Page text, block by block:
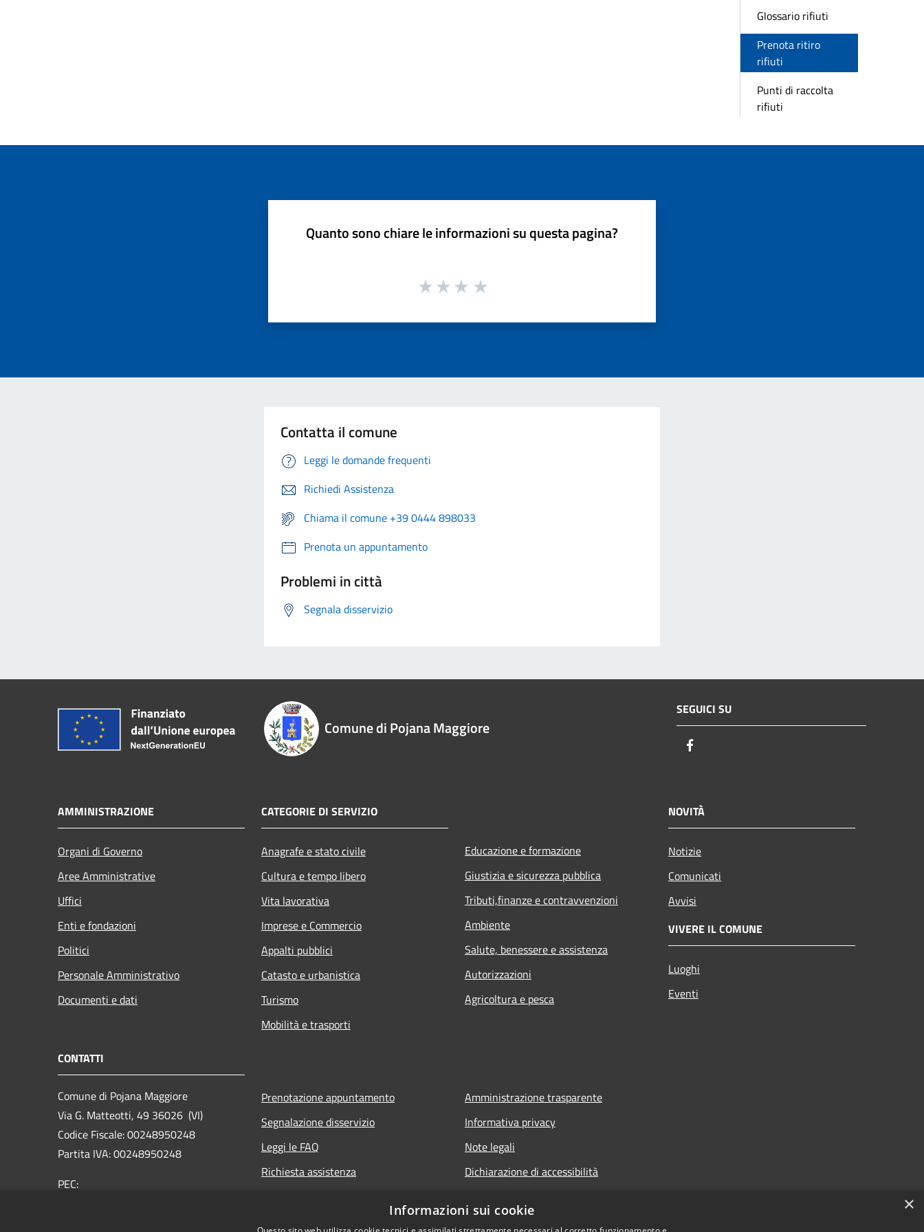
Glossario rifiuti
Prenota ritiro
rifiuti
Punti di raccolta
rifiuti
Quanto sono chiare le informazioni su questa pagina?
Contatta il comune
Leggi le domande frequenti
Richiedi Assistenza
Chiama il comune +39 0444 898033
Prenota un appuntamento
Problemi in città
Segnala disservizio
Comune di Pojana Maggiore
SEGUICI SU
AMMINISTRAZIONE
Organi di Governo
Aree Amministrative
Uffici
Enti e fondazioni
Politici
Personale Amministrativo
Documenti e dati
CATEGORIE DI SERVIZIO
Anagrafe e stato civile
Cultura e tempo libero
Vita lavorativa
Imprese e Commercio
Appalti pubblici
Catasto e urbanistica
Turismo
Mobilità e trasporti
Educazione e formazione
Giustizia e sicurezza pubblica
Tributi,finanze e contravvenzioni
Ambiente
Salute, benessere e assistenza
Autorizzazioni
Agricoltura e pesca
NOVITÀ
Notizie
Comunicati
Avvisi
VIVERE IL COMUNE
Luoghi
Eventi
CONTATTI
Comune di Pojana Maggiore
Via G. Matteotti, 49 36026 (VI)
Codice Fiscale: 00248950248
Partita IVA: 00248950248
PEC:
Prenotazione appuntamento
Segnalazione disservizio
Leggi le FAQ
Richiesta assistenza
Amministrazione trasparente
Informativa privacy
Note legali
Dichiarazione di accessibilità
×
Informazioni sui cookie